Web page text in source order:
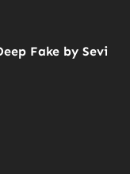
Fake by Sevi